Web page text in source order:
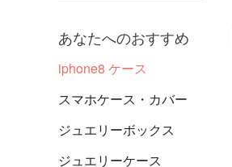
あなたへのおすすめ
iphone8 ケース
スマホケース・カバー
ジュエリーボックス
ジュエリーケース